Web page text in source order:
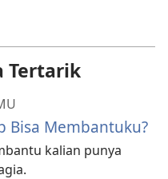
Tertarik
Bisa Membantuku?
kalian punya